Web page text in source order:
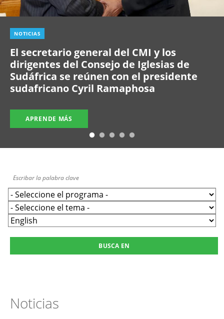
NOTICIAS
El secretario general del CMI y los
dirigentes del Consejo de Iglesias de
Sudáfrica se reúnen con el presidente
sudafricano Cyril Ramaphosa
APRENDE MÁS
Noticias